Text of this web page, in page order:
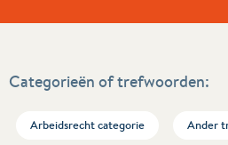
Categorieën of trefwoorden:
Arbeidsrecht categorie Ander